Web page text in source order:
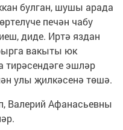
булган, шушы арада
печән чабу
диде. Иртә яздан
вакыты юк
тирәсендәге эшләр
улы җилкәсенә төшә.
Валерий Афанасьевны